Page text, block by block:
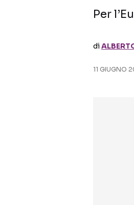
Per
di
11 GIUGNO